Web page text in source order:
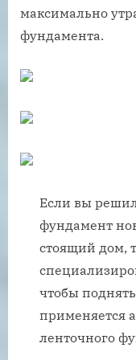
максимально
фундамента.
Если вы
фундамент
стоящий дом,
чтобы
применяется
ленточного